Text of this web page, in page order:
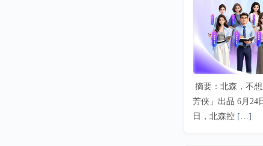
摘要：北森，不
芳侠」出品 6月24
日，北森控 […]